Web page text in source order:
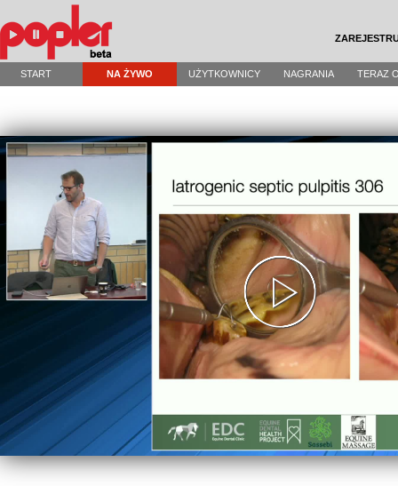
START NA ŻYWO UŻYTKOWNICY NAGRANIA TERAZ